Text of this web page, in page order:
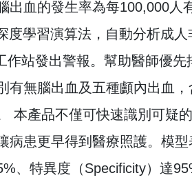
出血的發生率為每100,000
度學習演算法，自動分析成
作站發出警報。幫助醫師優
有無腦出血及五種顱內出血
本產品不僅可快速識別可疑
病患更早得到醫療照護。模
、特異度（Specificity）達